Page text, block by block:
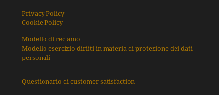
Privacy Policy
Cookie Policy
Modello di reclamo
Modello esercizio diritti in materia di protezione dei dati
personali
Questionario di customer satisfaction